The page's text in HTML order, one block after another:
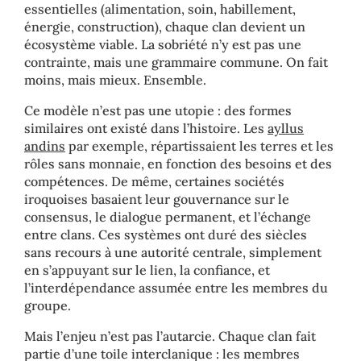
essentielles (alimentation, soin, habillement,
énergie, construction), chaque clan devient un
écosystème viable. La sobriété n’y est pas une
contrainte, mais une grammaire commune. On fait
moins, mais mieux. Ensemble.
Ce modèle n’est pas une utopie : des formes
similaires ont existé dans l’histoire. Les ayllus
andins par exemple, répartissaient les terres et les
rôles sans monnaie, en fonction des besoins et des
compétences. De même, certaines sociétés
iroquoises basaient leur gouvernance sur le
consensus, le dialogue permanent, et l’échange
entre clans. Ces systèmes ont duré des siècles
sans recours à une autorité centrale, simplement
en s’appuyant sur le lien, la confiance, et
l’interdépendance assumée entre les membres du
groupe.
Mais l’enjeu n’est pas l’autarcie. Chaque clan fait
partie d’une toile interclanique : les membres